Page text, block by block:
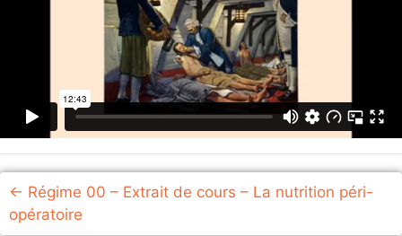
Régime 00 – Extrait de cours – La nutrition péri-
opératoire